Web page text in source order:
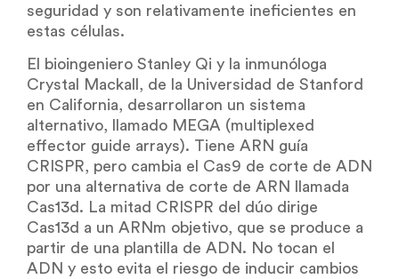
seguridad y son relativamente ineficientes en
estas células.
El bioingeniero Stanley Qi y la inmunóloga
Crystal Mackall, de la Universidad de Stanford
en California, desarrollaron un sistema
alternativo, llamado MEGA (multiplexed
effector guide arrays). Tiene ARN guía
CRISPR, pero cambia el Cas9 de corte de ADN
por una alternativa de corte de ARN llamada
Cas13d. La mitad CRISPR del dúo dirige
Cas13d a un ARNm objetivo, que se produce a
partir de una plantilla de ADN. No tocan el
ADN y esto evita el riesgo de inducir cambios